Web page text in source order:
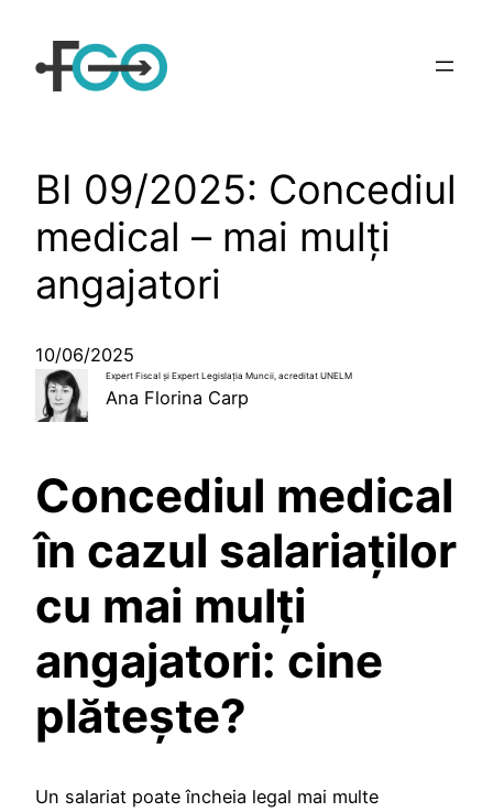
conținut
BI 09/2025: Concediul
medical – mai mulţi
angajatori
10/06/2025
Expert Fiscal și Expert Legislaţia Muncii, acreditat UNELM
Ana Florina Carp
Concediul medical
în cazul salariaţilor
cu mai mulţi
angajatori: cine
plătește?
Un salariat poate încheia legal mai multe